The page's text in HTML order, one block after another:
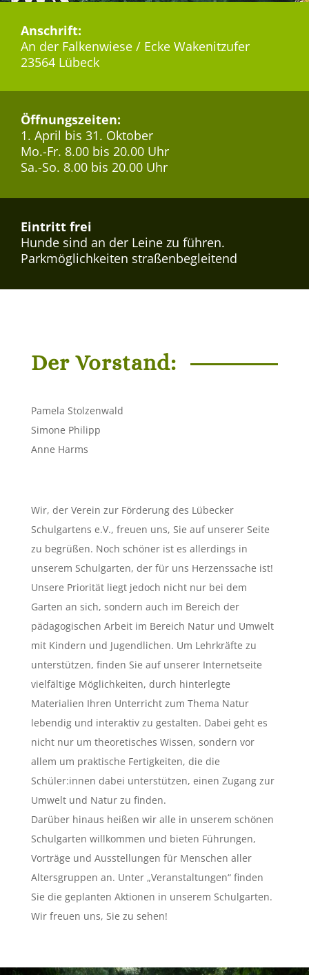
Anschrift:
An der Falkenwiese / Ecke Wakenitzufer
23564 Lübeck
Öffnungszeiten:
1. April bis 31. Oktober
Mo.-Fr. 8.00 bis 20.00 Uhr
Sa.-So. 8.00 bis 20.00 Uhr
Eintritt frei
Hunde sind an der Leine zu führen.
Parkmöglichkeiten straßenbegleitend
Der Vorstand:
Pamela Stolzenwald
Simone Philipp
Anne Harms
Wir, der Verein zur Förderung des Lübecker
Schulgartens e.V., freuen uns, Sie auf unserer Seite
zu begrüßen. Noch schöner ist es allerdings in
unserem Schulgarten, der für uns Herzenssache ist!
Unsere Priorität liegt jedoch nicht nur bei dem
Garten an sich, sondern auch im Bereich der
pädagogischen Arbeit im Bereich Natur und Umwelt
mit Kindern und Jugendlichen. Um Lehrkräfte zu
unterstützen, finden Sie auf unserer Internetseite
vielfältige Möglichkeiten, durch hinterlegte
Materialien Ihren Unterricht zum Thema Natur
lebendig und interaktiv zu gestalten. Dabei geht es
nicht nur um theoretisches Wissen, sondern vor
allem um praktische Fertigkeiten, die die
Schüler:innen dabei unterstützen, einen Zugang zur
Umwelt und Natur zu finden.
Darüber hinaus heißen wir alle in unserem schönen
Schulgarten willkommen und bieten Führungen,
Vorträge und Ausstellungen für Menschen aller
Altersgruppen an. Unter „Veranstaltungen“ finden
Sie die geplanten Aktionen in unserem Schulgarten.
Wir freuen uns, Sie zu sehen!